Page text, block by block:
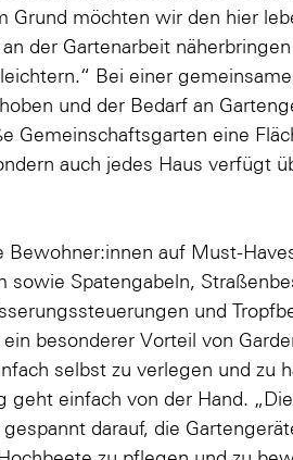
Grund möchten wir den hier
der Gartenarbeit
Bei einer
und der Bedarf an
Gemeinschaftsgarten eine
auch jedes Haus verfügt
Bewohner:innen auf Must-
sowie Spatengabeln,
und
besonderer Vorteil von
selbst zu verlegen und zu
geht einfach von der Hand.
darauf, die